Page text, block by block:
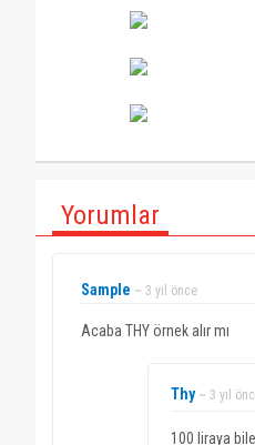
Yorumlar
Sample ~ 3 yıl önce
Acaba THY örnek alır mı
Thy ~ 3 yıl
100 liraya